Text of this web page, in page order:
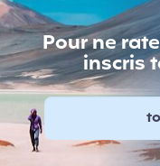
Pour ne
inscris